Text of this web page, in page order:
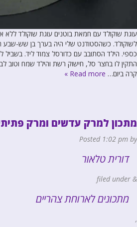
עוגת שוקולד עם חמאת בוטנים עוגת שוקולד ללא
לשוקולד. כשהסטודנט שלי היה בערך בן שש-שבע
כספי. הילד הסתובב עם כדורסל צמוד ליד. בשביל
התקין לו בחצר סל, חישוק רשת והילד שמח וטוב
קרה ביום… Read more »
מתכון למרק עדשים ומרק
Posted 1:02 pm by
דורית טלאור
&
מתכונים לארוחת צהריים
,